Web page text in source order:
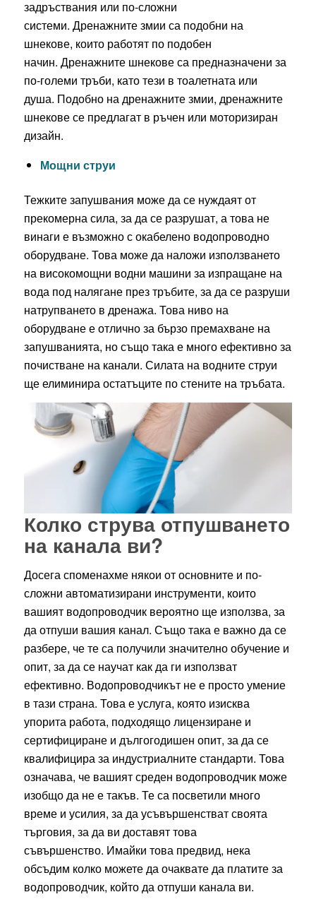
задръствания или по-сложни
системи. Дренажните змии са подобни на
шнекове, които работят по подобен
начин. Дренажните шнекове са предназначени за
по-големи тръби, като тези в тоалетната или
душа. Подобно на дренажните змии, дренажните
шнекове се предлагат в ръчен или моторизиран
дизайн.
Мощни струи
Тежките запушвания може да се нуждаят от
прекомерна сила, за да се разрушат, а това не
винаги е възможно с окабелено водопроводно
оборудване. Това може да наложи използването
на високомощни водни машини за изпращане на
вода под налягане през тръбите, за да се разруши
натрупването в дренажа. Това ниво на
оборудване е отлично за бързо премахване на
запушванията, но също така е много ефективно за
почистване на канали. Силата на водните струи
ще елиминира остатъците по стените на тръбата.
Колко струва отпушването
на канала ви?
Досега споменахме някои от основните и по-
сложни автоматизирани инструменти, които
вашият водопроводчик вероятно ще използва, за
да отпуши вашия канал. Също така е важно да се
разбере, че те са получили значително обучение и
опит, за да се научат как да ги използват
ефективно. Водопроводчикът не е просто умение
в тази страна. Това е услуга, която изисква
упорита работа, подходящо лицензиране и
сертифициране и дългогодишен опит, за да се
квалифицира за индустриалните стандарти. Това
означава, че вашият среден водопроводчик може
изобщо да не е такъв. Те са посветили много
време и усилия, за да усъвършенстват своята
търговия, за да ви доставят това
съвършенство. Имайки това предвид, нека
обсъдим колко можете да очаквате да платите за
водопроводчик, който да отпуши канала ви.